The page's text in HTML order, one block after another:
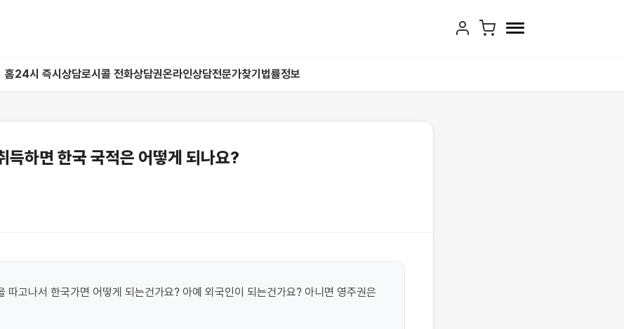
홈24시 즉시상담로시콜 전화상담권온라인상담전문가찾기 법률정보
득하면 한국 국적은 어떻게 되나요?
따고나서 한국가면 어떻게 되는건가요? 아예 외국인이 되는건가요? 아니면 영주권은